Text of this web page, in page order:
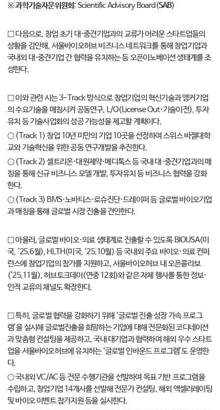
※과학기술자문위원회: Scientific Advisory Board(SAB)
□ 다음으로, 창업 초기 대·중견기업과의 교류가 어려운 스타트업들의
상황을 감안해, 서울바이오허브 비즈니스 네트워크를 통해 창업기업과
국내외 대·중견기업 간 협력을 유치하는 등 오픈이노베이션 생태계를 조
성한다.
□ 이와 관련 시는 3-Track 방식으로 창업기업의 혁신기술과 앵커기업
의 수요기술을 매칭시켜 공동연구, L/O(License Out･기술이전), 투자
유치 등 기술사업화의 성공 가능성을 제고할 계획이다.
○ (Track 1) 창업 10년 미만의 기업 10곳을 선정하여 스위스 바젤대학
교와 기술혁신을 위한 공동 연구개발을 추진한다.
○ (Track 2) 셀트리온·대원제약·메디톡스 등 국내 대·중견기업과의 매
칭을 통해 신규 비즈니스 모델 개발, 투자유치 등 비즈니스 협력을 강화
한다.
○ (Track 3) BMS·노바티스·로슈진단·드레이퍼 등 글로벌 바이오기업
과 매칭을 통해 글로벌 시장 진출을 견인한다.
□ 아울러, 글로벌 바이오·의료 생태계로 진출할 수 있도록 BIOUSA(미
국, '25.6월), HLTH(미국, '25.10월) 등 국내외 주요 바이오·의료 컨퍼
런스에 창업기업의 참가를 지원하고, 서울바이오허브 내 오픈콜라보
('25.11월), 허브토크데이(연중 12회)와 같은 자체 행사를 통한 정보·
인적 교류의 채널도 확장한다.
□ 특히, 글로벌 협력을 강화하기 위해 ‘글로벌 진출 성장 가속 프로그
램’을 실시해 글로벌진출을 희망하는 기업에 대해 전문화된 코디네이션
과 맞춤형 컨설팅을 제공하고, 국내 대기업과 협력하여 해외 우수 스타트
업을 서울바이오허브에 유치하는 ‘글로벌 인바운드 프로그램’도 운영한
다.
○ 국내외 VC/AC 등 전문 수행기관을 선발하여 목표 기반 프로그램을
수립하고, 창업기업 14개사를 선발해 전문가 컨설팅, 해외 액셀러레이팅
및 바이오 이벤트 참가지원 등을 실시한다.